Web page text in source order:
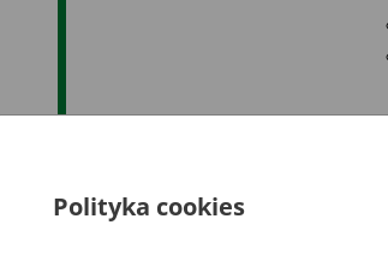
Polityka cookies